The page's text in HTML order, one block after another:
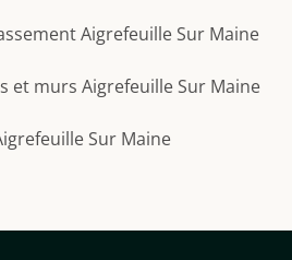
Aigrefeuille Sur Maine
et murs Aigrefeuille Sur Maine
Sur Maine